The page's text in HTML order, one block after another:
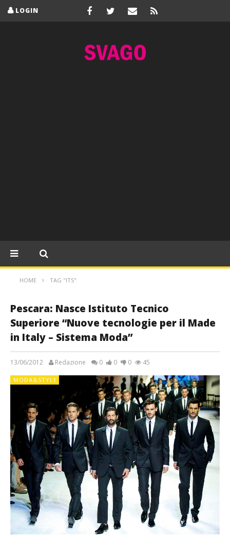
LOGIN
HOME TAG "ITS"
Pescara: Nasce Istituto Tecnico
Superiore “Nuove tecnologie per il Made
in Italy – Sistema Moda”
13/06/2012 Redazione 0 0 0 45
MODA&STYLE